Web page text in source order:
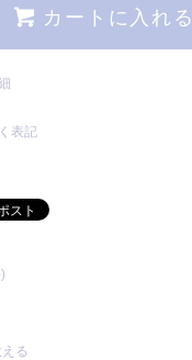
カートに入れる
表記
る